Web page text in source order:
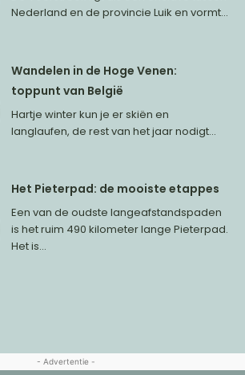
Nederland en de provincie Luik en vormt...
Wandelen in de Hoge Venen:
toppunt van België
Hartje winter kun je er skiën en
langlaufen, de rest van het jaar nodigt...
Het Pieterpad: de mooiste etappes
Een van de oudste langeafstandspaden
is het ruim 490 kilometer lange Pieterpad.
Het is...
- Advertentie -